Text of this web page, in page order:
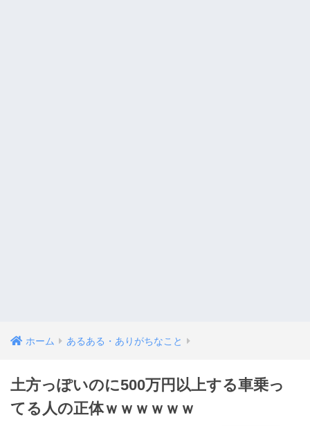
ホーム あるある・ありがちなこと
土方っぽいのに500万円以上する車乗っ
てる人の正体ｗｗｗｗｗｗ